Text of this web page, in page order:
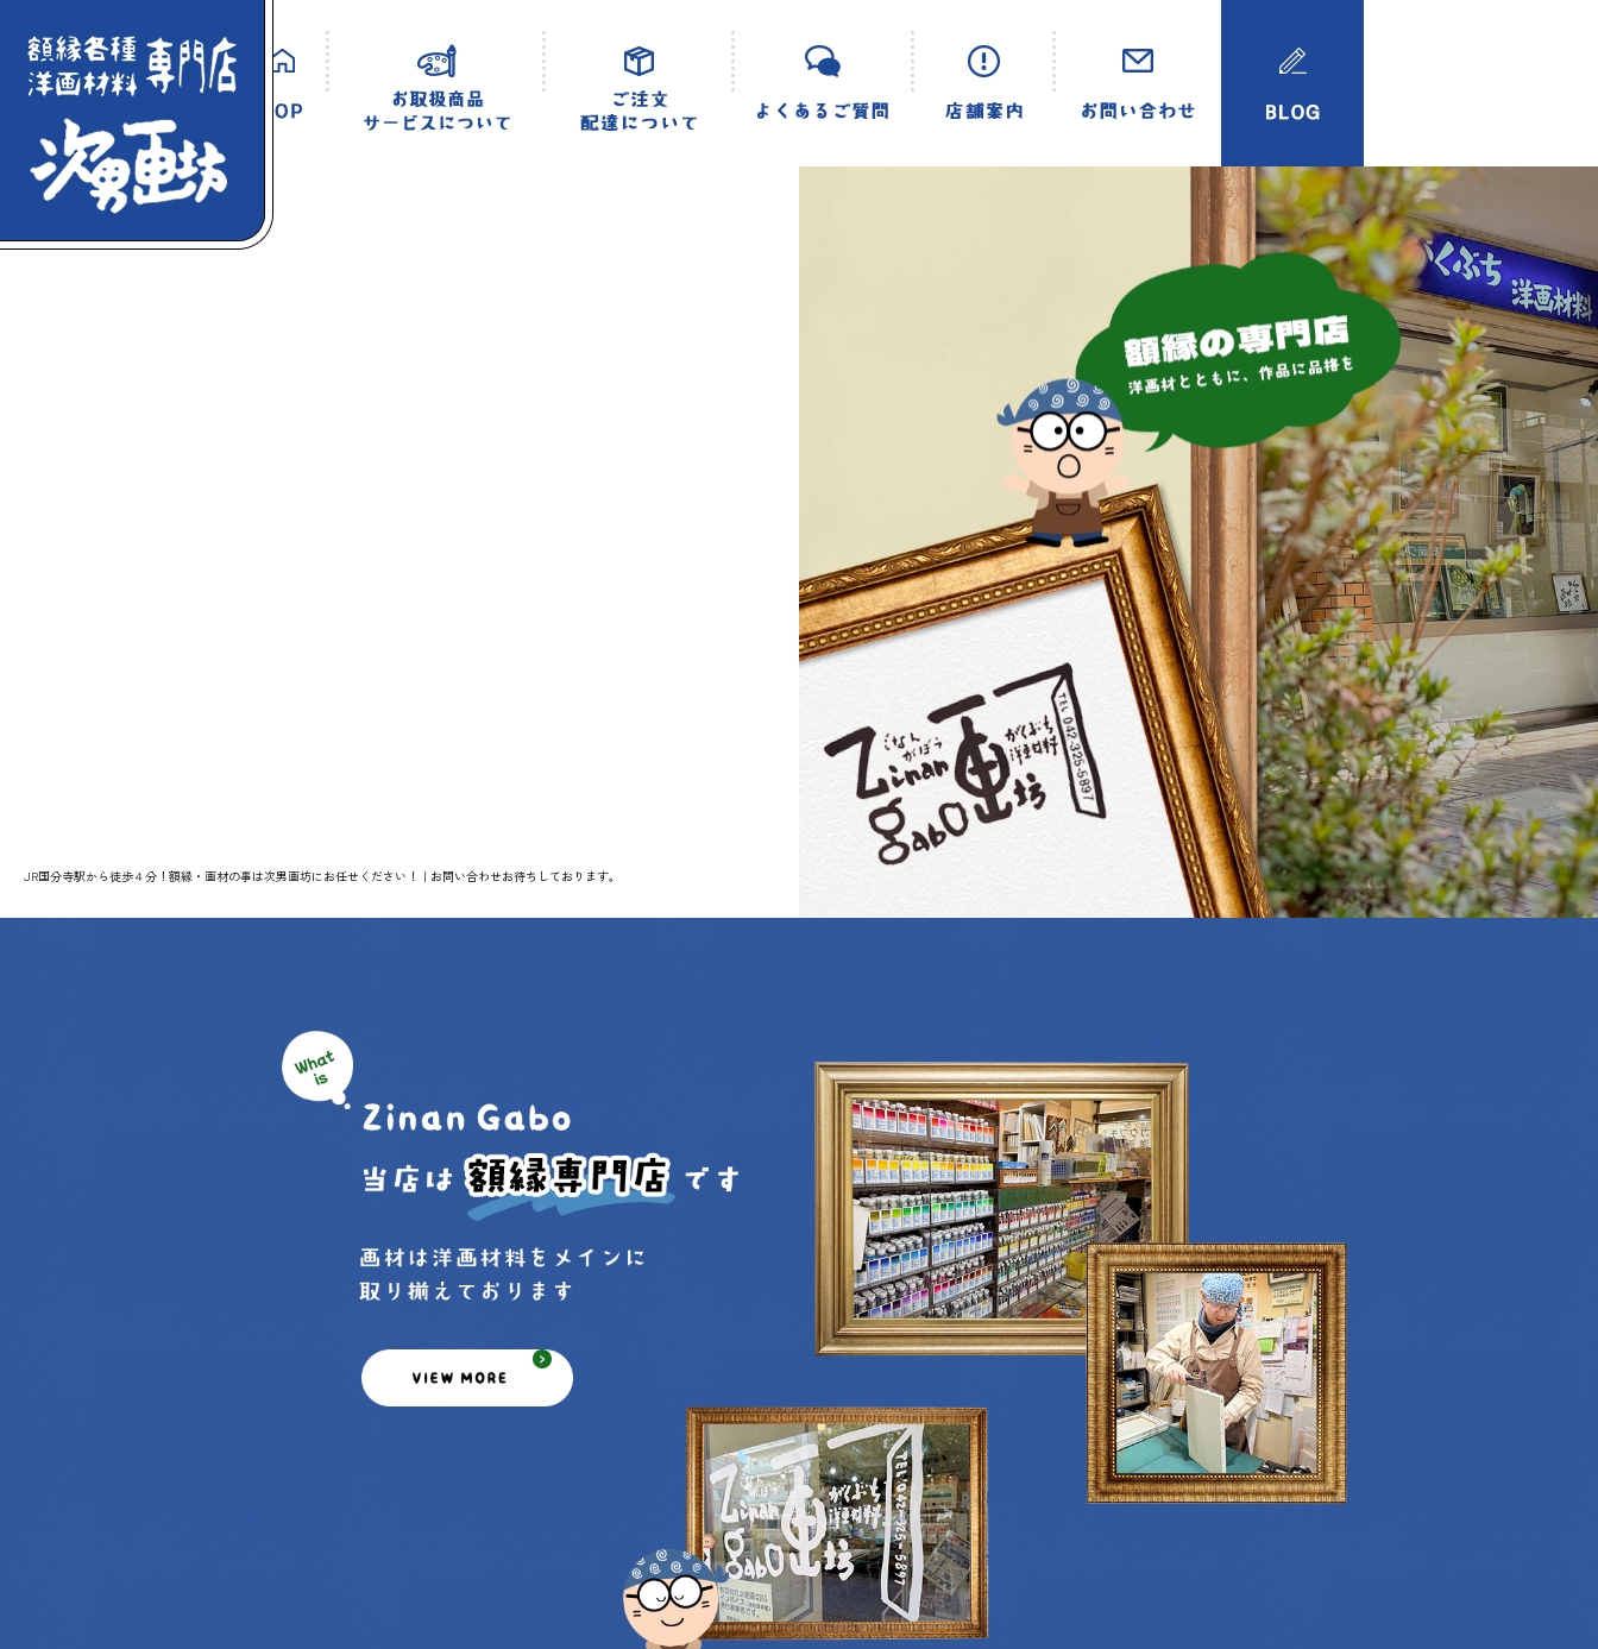
JR国分寺駅から徒歩４分！額縁・画材の事は次男画坊にお任せください！｜お問い合わせお待ちしております。